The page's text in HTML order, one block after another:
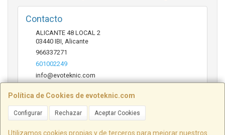
Política de Cookies de evoteknic.com
Configurar Rechazar Aceptar Cookies
Utilizamos cookies propias y de terceros para mejorar nuestros
Contacto
ALICANTE 48 LOCAL 2
03440 IBI Alicante
966337271
601002249
info@evoteknic.com
Horario